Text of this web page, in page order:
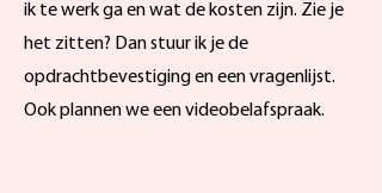
ik te werk ga en wat de kosten zijn. Zie je
het zitten? Dan stuur ik je de
opdrachtbevestiging en een vragenlijst.
Ook plannen we een videobelafspraak.